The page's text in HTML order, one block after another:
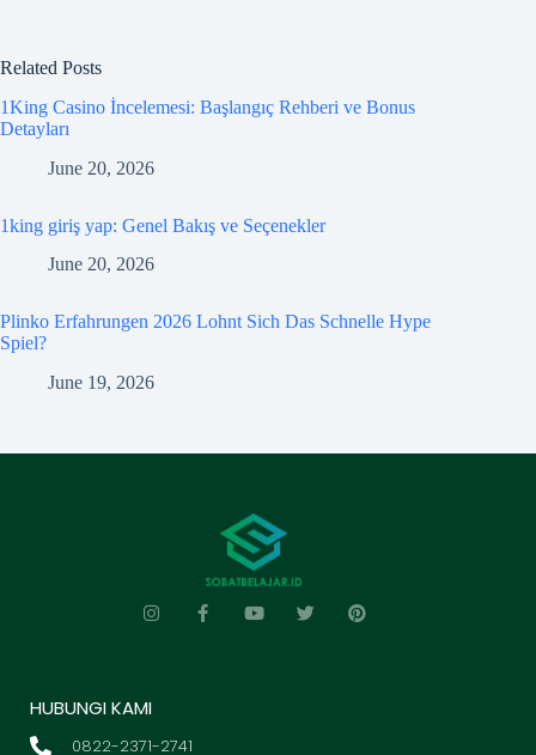
Related Posts
1King Casino İncelemesi: Başlangıç Rehberi ve Bonus
Detayları
June 20, 2026
1king giriş yap: Genel Bakış ve Seçenekler
June 20, 2026
Plinko Erfahrungen 2026 Lohnt Sich Das Schnelle Hype
Spiel?
June 19, 2026
HUBUNGI KAMI
0822-2371-2741